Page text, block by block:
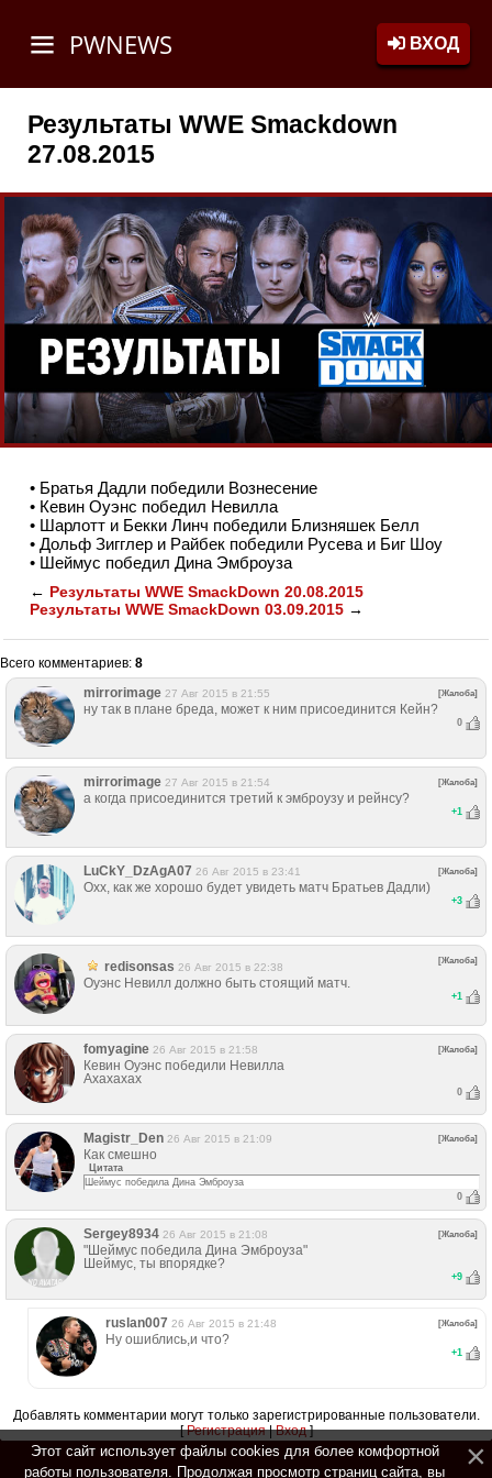
PWNEWS ВХОД
Результаты WWE Smackdown
27.08.2015
• Братья Дадли победили Вознесение
• Кевин Оуэнс победил Невилла
• Шарлотт и Бекки Линч победили Близняшек Белл
• Дольф Зигглер и Райбек победили Русева и Биг Шоу
• Шеймус победил Дина Эмброуза
← Результаты WWE SmackDown 20.08.2015
Результаты WWE SmackDown 03.09.2015 →
Всего комментариев: 8
mirrorimage 27 Авг 2015 в 21:55 [Жалоба]
ну так в плане бреда, может к ним присоединится Кейн?
0
mirrorimage 27 Авг 2015 в 21:54 [Жалоба]
а когда присоединится третий к эмброузу и рейнсу?
+1
LuCkY_DzAgA07 26 Авг 2015 в 23:41 [Жалоба]
Охх, как же хорошо будет увидеть матч Братьев Дадли)
+3
redisonsas 26 Авг 2015 в 22:38
[Жалоба]
Оуэнс Невилл должно быть стоящий матч.
+1
fomyagine 26 Авг 2015 в 21:58 [Жалоба]
Кевин Оуэнс победили Невилла
Ахахахах
0
Magistr_Den 26 Авг 2015 в 21:09 [Жалоба]
Как смешно
Цитата
Шеймус победила Дина Эмброуза
0
Sergey8934 26 Авг 2015 в 21:08 [Жалоба]
"Шеймус победила Дина Эмброуза"
Шеймус, ты впорядке?
+9
ruslan007 26 Авг 2015 в 21:48 [Жалоба]
Ну ошиблись,и что?
+1
Добавлять комментарии могут только зарегистрированные пользователи.
[Регистрация|Вход]
Этот сайт использует файлы cookies для более комфортной
работы пользователя. Продолжая просмотр страниц сайта, вы